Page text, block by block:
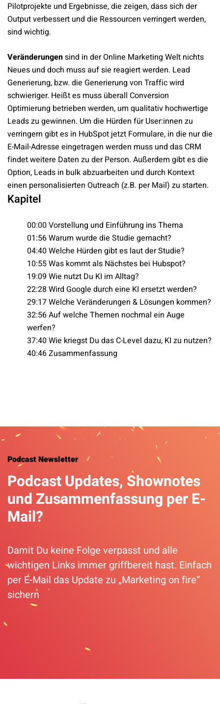
Pilotprojekte und Ergebnisse, die zeigen, dass sich der
Output verbessert und die Ressourcen verringert werden,
sind wichtig.
Veränderungensind in der Online Marketing Welt nichts
Neues und doch muss auf sie reagiert werden. Lead
Generierung, bzw. die Generierung von Traffic wird
schwieriger. Heißt es muss überall Conversion
Optimierung betrieben werden, um qualitativ hochwertige
Leads zu gewinnen. Um die Hürden für User:innen zu
verringern gibt es in HubSpot jetzt Formulare, in die nur die
E-Mail-Adresse eingetragen werden muss und das CRM
findet weitere Daten zu der Person. Außerdem gibt es die
Option, Leads in bulk abzuarbeiten und durch Kontext
einen personalisierten Outreach (z.B. per Mail) zu starten.
Kapitel
00:00 Vorstellung und Einführung ins Thema
01:56 Warum wurde die Studie gemacht?
04:40 Welche Hürden gibt es laut der Studie?
10:55 Was kommt als Nächstes bei Hubspot?
19:09 Wie nutzt Du KI im Alltag?
22:28 Wird Google durch eine KI ersetzt werden?
29:17 Welche Veränderungen & Lösungen kommen?
32:56 Auf welche Themen nochmal ein Auge
werfen?
37:40 Wie kriegst Du das C-Level dazu, KI zu nutzen?
40:46 Zusammenfassung
Podcast Newsletter
Podcast Updates, Shownotes
und Zusammenfassung per E-
Mail?
Damit Du keine Folge verpasst und alle
wichtigen Links immer griffbereit hast. Einfach
per E-Mail das Update zu „Marketing on fire“
sichern